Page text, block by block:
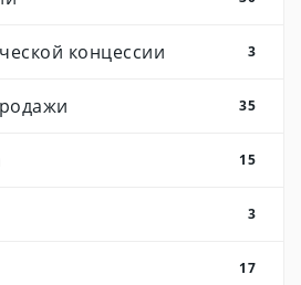
концессии 3
35
15
3
17